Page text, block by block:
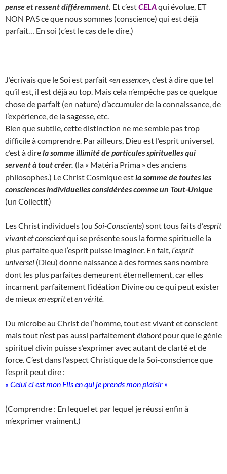
pense et ressent différemment. Et c’estCELAqui évolue, ET
NON PAS ce que nous sommes (conscience) qui est déjà
parfait… En soi (c’est le cas de le dire.)
J’écrivais que le Soi est parfait «en essence», c’est à dire que tel
qu’il est, il est déjà au top. Mais cela n’empêche pas ce quelque
chose de parfait (en nature) d’accumuler de la connaissance, de
l’expérience, de la sagesse, etc.
Bien que subtile, cette distinction ne me semble pas trop
difficile à comprendre. Par ailleurs, Dieu est l’esprit universel,
c’est à direla somme illimité de particules spirituelles qui
servent à tout créer. (la « Matéria Prima » des anciens
philosophes.) Le Christ Cosmique estla somme de toutes les
consciences individuelles considérées comme un Tout-Unique
(un Collectif.)
Les Christ individuels (ou Soi-Conscients) sont tous faits d’esprit
vivant et conscientqui se présente sous la forme spirituelle la
plus parfaite que l’esprit puisse imaginer. En fait, l’esprit
universel (Dieu) donne naissance à des formes sans nombre
dont les plus parfaites demeurent éternellement, car elles
incarnent parfaitement l’idéation Divine ou ce qui peut exister
de mieuxen esprit et en vérité.
Du microbe au Christ de l’homme, tout est vivant et conscient
mais tout n’est pas aussi parfaitementélaboré pour que le génie
spirituel divin puisse s’exprimer avec autant de clarté et de
force. C’est dans l’aspect Christique de la Soi-conscience que
l’esprit peut dire :
« Celui ci est mon Fils en qui je prends mon plaisir »
(Comprendre : En lequel et par lequel je réussi enfin à
m’exprimer vraiment.)